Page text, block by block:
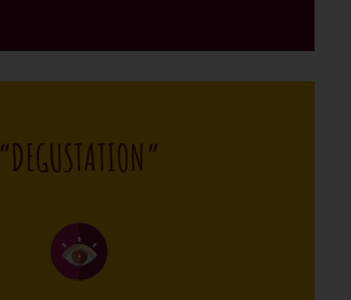
“DEGUSTATION”